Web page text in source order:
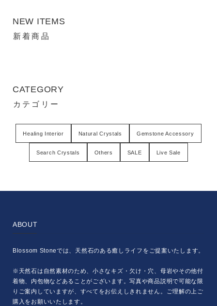
NEW ITEMS
新着商品
CATEGORY
カテゴリー
Healing Interior Natural Crystals Gemstone Accessory
Search Crystals Others SALE Live Sale
ABOUT
Blossom Stoneでは、天然石のある癒しライフをご提案いたします。
※天然石は自然素材のため、小さなキズ・欠け・穴、母岩やその他付
着物、内包物などあることがございます。写真や商品説明で可能な限
りご案内していますが、すべてをお伝えしきれません。ご理解の上ご
購入をお願いいたします。